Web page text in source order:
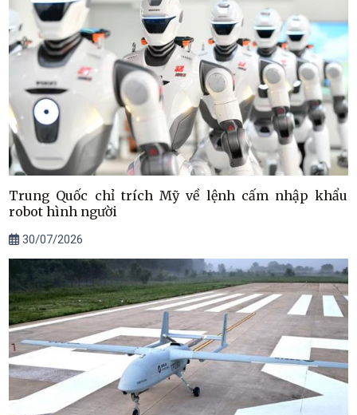
Trung Quốc chỉ trích Mỹ về lệnh cấm nhập khẩu
robot hình người
30/07/2026